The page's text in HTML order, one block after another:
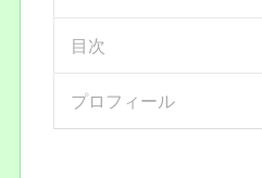
目次
プロフィール